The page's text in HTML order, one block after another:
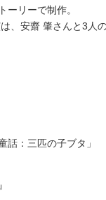
ーリーで制作。
、安齋 肇さんと3人
話：三匹の子ブタ」